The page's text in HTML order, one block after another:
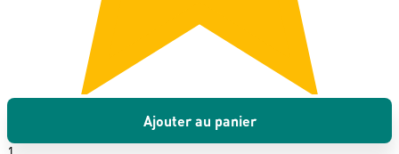
Ajouter au panier